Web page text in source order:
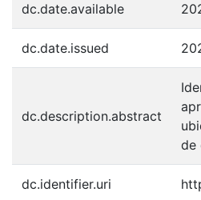
dc.date.available
dc.date.issued
dc.description.abstract
de
dc.identifier.uri